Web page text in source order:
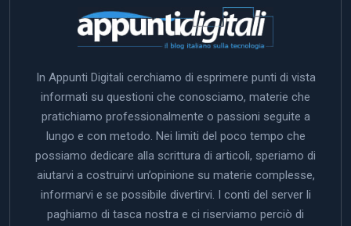
In Appunti Digitali cerchiamo di esprimere punti di vista
informati su questioni che conosciamo, materie che
pratichiamo professionalmente o passioni seguite a
lungo e con metodo. Nei limiti del poco tempo che
possiamo dedicare alla scrittura di articoli, speriamo di
aiutarvi a costruirvi un’opinione su materie complesse,
informarvi e se possibile divertirvi. I conti del server li
paghiamo di tasca nostra e ci riserviamo perciò di